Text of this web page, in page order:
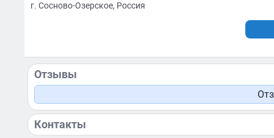
г. Сосново-Озерское, Россия
Отзывы
Контакты